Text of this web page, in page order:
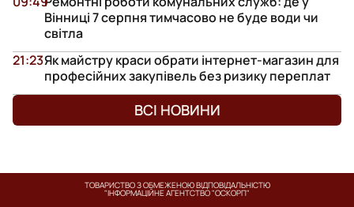
Вінниці 7 серпня тимчасово не буде води чи
світла
Як майстру краси обрати інтернет-магазин для
професійних закупівель без ризику переплат
21:23
ВСІ НОВИНИ
ТОВАРИСТВО З ОБМЕЖЕНОЮ ВІДПОВІДАЛЬНІСТЮ
"ІНФОРМАЦІЙНЕ АГЕНТСТВО "ОСКОРП"